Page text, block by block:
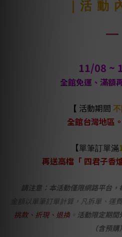
｜活 動
11/08 ~
全館免運、滿額
【 活動期間
全館台灣地區
【單筆訂單滿
再送高檔「 四君子香
請注意：本活動僅限網路平台
金額以單筆訂單計算，凡拆單、運
挑款、折現、退換。 活動限定期間
（含預購